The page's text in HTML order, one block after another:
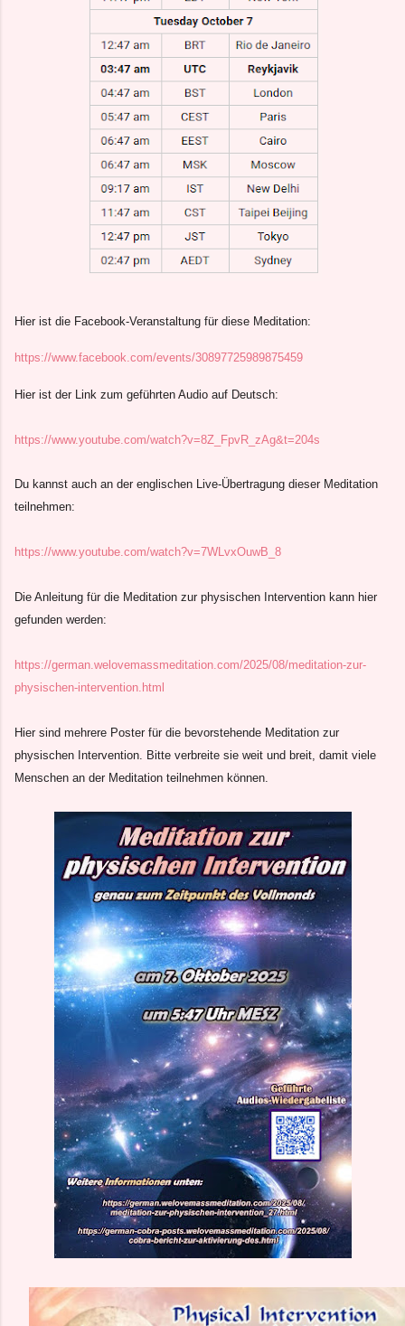
Hier ist die Facebook-Veranstaltung für diese Meditation:
https://www.facebook.com/events/30897725989875459
Hier ist der Link zum geführten Audio auf Deutsch:
https://www.youtube.com/watch?v=8Z_FpvR_zAg&t=204s
Du kannst auch an der englischen Live-Übertragung dieser Meditation
teilnehmen:
https://www.youtube.com/watch?v=7WLvxOuwB_8
Die Anleitung für die Meditation zur physischen Intervention kann hier
gefunden werden:
https://german.welovemassmeditation.com/2025/08/meditation-zur-
physischen-intervention.html
Hier sind mehrere Poster für die bevorstehende Meditation zur
physischen Intervention. Bitte verbreite sie weit und breit, damit viele
Menschen an der Meditation teilnehmen können.